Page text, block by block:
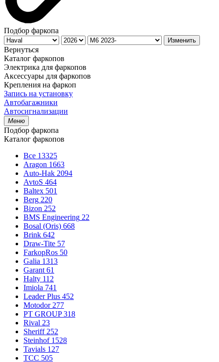
Подбор фаркопа
Изменить
Вернуться
Каталог фаркопов
Электрика для фаркопов
Аксессуары для фаркопов
Крепления на фаркоп
Запись на установку
Автобагажники
Автосигнализации
Меню
Подбор фаркопа
Каталог фаркопов
Все 13325
Aragon 1663
Auto-Hak 2094
AvtoS 464
Baltex 501
Berg 220
Bizon 252
BMS Engineering 22
Bosal (Oris) 668
Brink 642
Draw-Tite 57
FarkopRos 50
Galia 1313
Garant 61
Halty 112
Imiola 741
Leader Plus 452
Motodor 277
PT GROUP 318
Rival 23
Sheriff 252
Steinhof 1528
Tavials 127
TCC 505